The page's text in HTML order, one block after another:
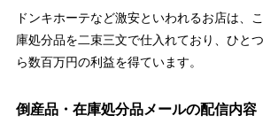
ドンキホーテなど激安といわれるお店は、
庫処分品を二束三文で仕入れており、ひと
ら数百万円の利益を得ています。
倒産品・在庫処分品メールの配信内容